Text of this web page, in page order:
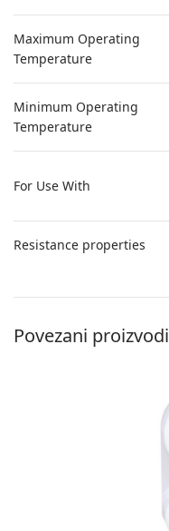
Maximum Operating
Temperature
Minimum Operating
Temperature
For Use With
Resistance properties
Povezani proizvodi